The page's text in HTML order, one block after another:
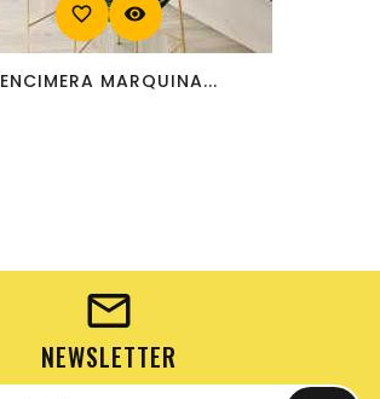
favorite_border visibility
ENCIMERA MARQUINA...
NEWSLETTER